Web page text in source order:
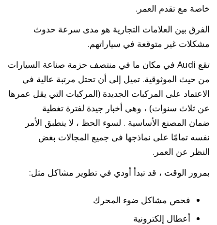
خاصة مع تقدم العمر.
الفرق بين العلامات التجارية هو مدى سرعة حدوث
مشكلات غير متوقعة في سياراتهم.
تقع Audi في مكان ما في منتصف حزمة صناعة السيارات
من حيث الموثوقية. تميل إلى أن تحتل مرتبة عالية في
الاعتماد على المركبات الجديدة (المركبات التي يقل عمرها
عن ثلاث سنوات) ، وهي أخبار جيدة لفترة تغطية
ضمان المصنع الأساسية . لسوء الحظ ، لا ينطبق الأمر
نفسه تمامًا على نماذجها في جميع المجالات بغض
النظر عن العمر.
بمرور الوقت ، قد تبدأ أودي في تطوير مشاكل مثل:
فحص مشاكل ضوء المحرك
أعطال إلكترونية